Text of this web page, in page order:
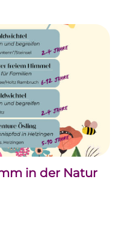
in der Natur